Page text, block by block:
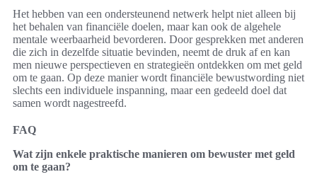
Het hebben van een ondersteunend netwerk helpt niet alleen bij
het behalen van financiële doelen, maar kan ook de algehele
mentale weerbaarheid bevorderen. Door gesprekken met anderen
die zich in dezelfde situatie bevinden, neemt de druk af en kan
men nieuwe perspectieven en strategieën ontdekken om met geld
om te gaan. Op deze manier wordt financiële bewustwording niet
slechts een individuele inspanning, maar een gedeeld doel dat
samen wordt nagestreefd.
FAQ
Wat zijn enkele praktische manieren om bewuster met geld
om te gaan?